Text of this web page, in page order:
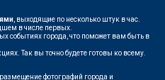
, выходящие по несколько штук в час.
в числе первых.
событиях города, что поможет вам быть в
Так вы точно будете готовы ко всему.
фотографий города и